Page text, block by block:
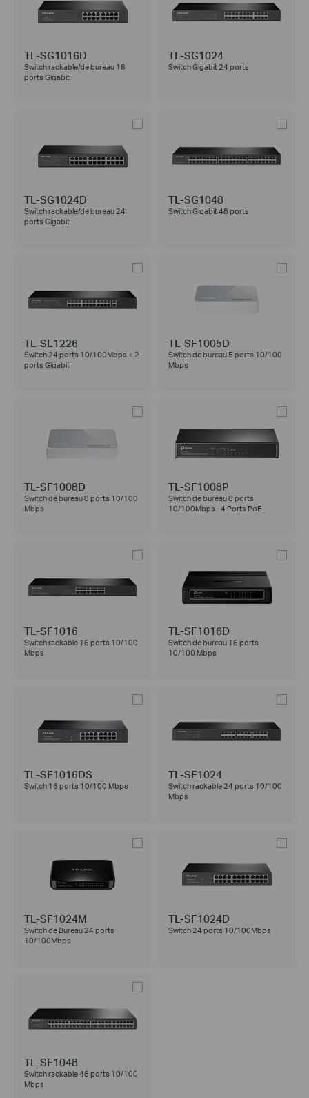
TL-SG1016D
Switch rackable/de bureau 16
ports Gigabit
TL-SG1024
Switch Gigabit 24 ports
TL-SG1024D
Switch rackable/de bureau 24
ports Gigabit
TL-SG1048
Switch Gigabit 48 ports
TL-SL1226
Switch 24 ports 10/100Mbps + 2
ports Gigabit
TL-SF1005D
Switch de bureau 5 ports 10/100
Mbps
TL-SF1008D
Switch de bureau 8 ports 10/100
Mbps
TL-SF1008P
Switch de bureau 8 ports
10/100Mbps - 4 Ports PoE
TL-SF1016
Switch rackable 16 ports 10/100
Mbps
TL-SF1016D
Switch de bureau 16 ports
10/100 Mbps
TL-SF1016DS
Switch 16 ports 10/100 Mbps
TL-SF1024
Switch rackable 24 ports 10/100
Mbps
TL-SF1024M
Switch de Bureau 24 ports
10/100Mbps
TL-SF1024D
Switch 24 ports 10/100Mbps
TL-SF1048
Switch rackable 48 ports 10/100
Mbps